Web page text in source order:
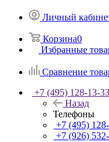
Личный
Корзина0
Избранные
Сравнение
+7 (495) 128-13-33
Назад
Телефоны
+7 (495)
+7 (926)